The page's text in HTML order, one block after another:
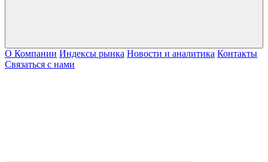
О Компании Индексы рынка Новости и аналитика Контакты
Связаться с нами